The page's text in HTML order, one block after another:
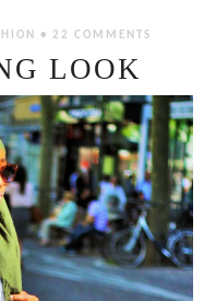
• 22 COMMENTS
LOOK